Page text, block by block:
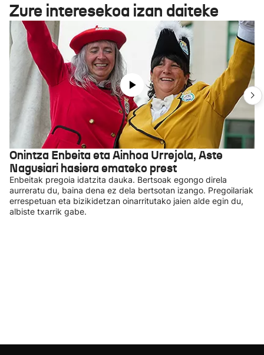
Zure interesekoa izan daiteke
Onintza Enbeita eta Ainhoa Urrejola, Aste
Nagusiari hasiera emateko prest
Enbeitak pregoia idatzita dauka. Bertsoak egongo direla
aurreratu du, baina dena ez dela bertsotan izango. Pregoilariak
errespetuan eta bizikidetzan oinarritutako jaien alde egin du,
albiste txarrik gabe.